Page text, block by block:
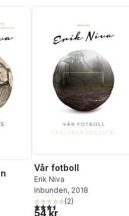
antal röster:
Vår fotboll
Erik Niva
Inbunden, 2018
3,5utav 5 stjärnor. Totalt
(2)
54 kr